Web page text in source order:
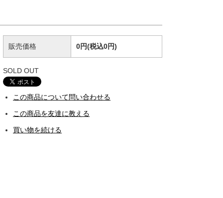
販売価格 0円(税込0円)
SOLD OUT
この商品について問い合わせる
この商品を友達に教える
買い物を続ける